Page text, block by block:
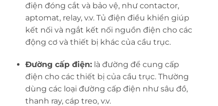
điện đóng cắt và bảo vệ, như contactor,
aptomat, relay, v.v. Tủ điện điều khiển giúp
kết nối và ngắt kết nối nguồn điện cho các
động cơ và thiết bị khác của cầu trục.
Đường cấp điện:là đường để cung cấp
điện cho các thiết bị của cầu trục. Thường
dùng các loại đường cấp điện như sâu đồ,
thanh ray, cáp treo, v.v.